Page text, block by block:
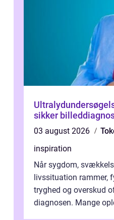
sikker
03 august 2026
inspiration
Når sygdom,
livssituation rammer,
tryghed og overskud
diagnosen. Mange